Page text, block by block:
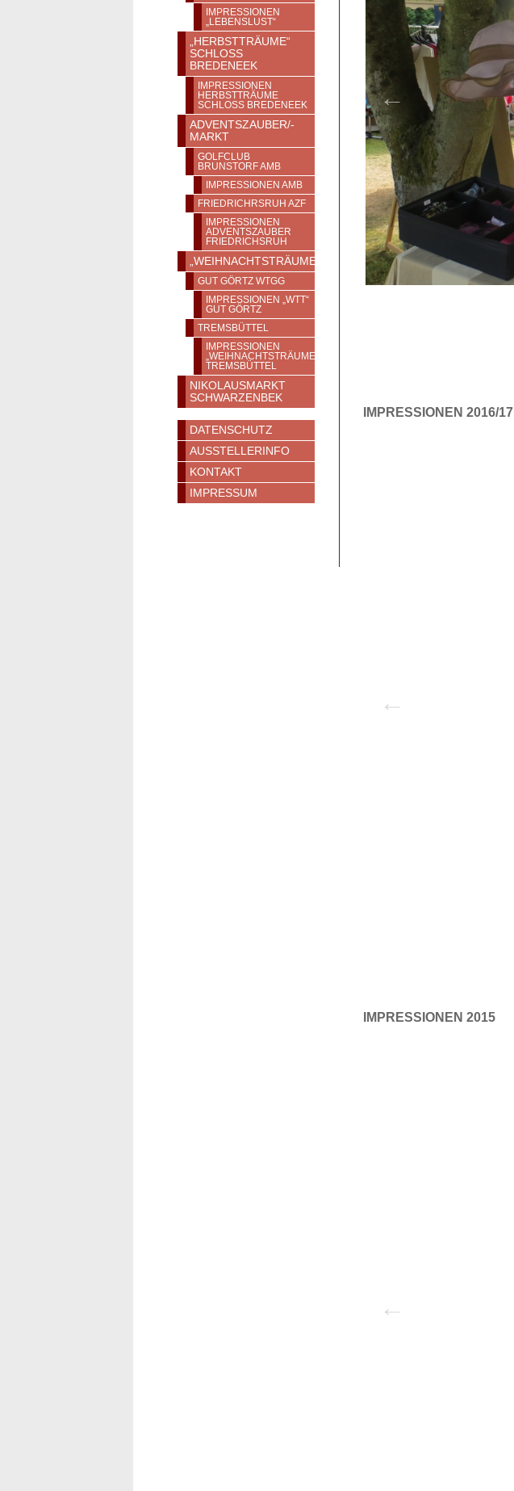
IMPRESSIONEN
„LEBENSLUST“
„HERBSTTRÄUME“
SCHLOSS
BREDENEEK
IMPRESSIONEN
HERBSTTRÄUME
SCHLOSS BREDENEEK
ADVENTSZAUBER/-
MARKT
GOLFCLUB
BRUNSTORF AMB
IMPRESSIONEN AMB
FRIEDRICHRSRUH AZF
IMPRESSIONEN
ADVENTSZAUBER
FRIEDRICHSRUH
„WEIHNACHTSTRÄUME“
GUT GÖRTZ WTGG
IMPRESSIONEN „WTT“
GUT GÖRTZ
TREMSBÜTTEL
IMPRESSIONEN
„WEIHNACHTSTRÄUME“
TREMSBÜTTEL
NIKOLAUSMARKT
SCHWARZENBEK
DATENSCHUTZ
AUSSTELLERINFO
KONTAKT
IMPRESSUM
IMPRESSIONEN 2016/17
IMPRESSIONEN 2015